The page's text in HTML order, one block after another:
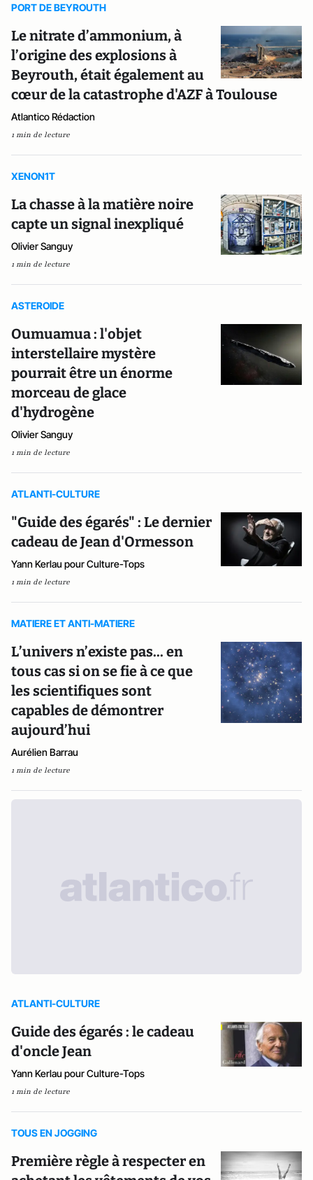
PORT DE BEYROUTH
Le nitrate d’ammonium, à
l’origine des explosions à
Beyrouth, était également au
cœur de la catastrophe d'AZF à Toulouse
Atlantico Rédaction
1 min de lecture
XENON1T
La chasse à la matière noire
capte un signal inexpliqué
Olivier Sanguy
1 min de lecture
ASTEROIDE
Oumuamua : l'objet
interstellaire mystère
pourrait être un énorme
morceau de glace
d'hydrogène
Olivier Sanguy
1 min de lecture
ATLANTI-CULTURE
"Guide des égarés" : Le dernier
cadeau de Jean d'Ormesson
Yann Kerlau pour Culture-Tops
1 min de lecture
MATIERE ET ANTI-MATIERE
L’univers n’existe pas... en
tous cas si on se fie à ce que
les scientifiques sont
capables de démontrer
aujourd’hui
Aurélien Barrau
1 min de lecture
ATLANTI-CULTURE
Guide des égarés : le cadeau
d'oncle Jean
Yann Kerlau pour Culture-Tops
1 min de lecture
TOUS EN JOGGING
Première règle à respecter en